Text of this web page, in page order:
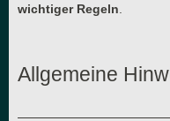
wichtiger Regeln
Allgemeine